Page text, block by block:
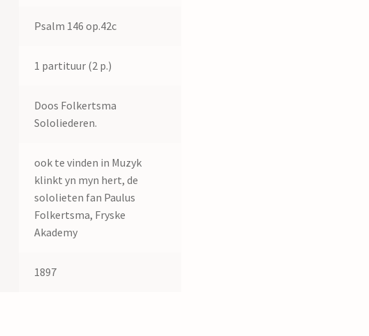
Psalm 146 op.42c
1 partituur (2 p.)
Doos Folkertsma
Sololiederen.
ook te vinden in Muzyk
klinkt yn myn hert, de
sololieten fan Paulus
Folkertsma, Fryske
Akademy
1897